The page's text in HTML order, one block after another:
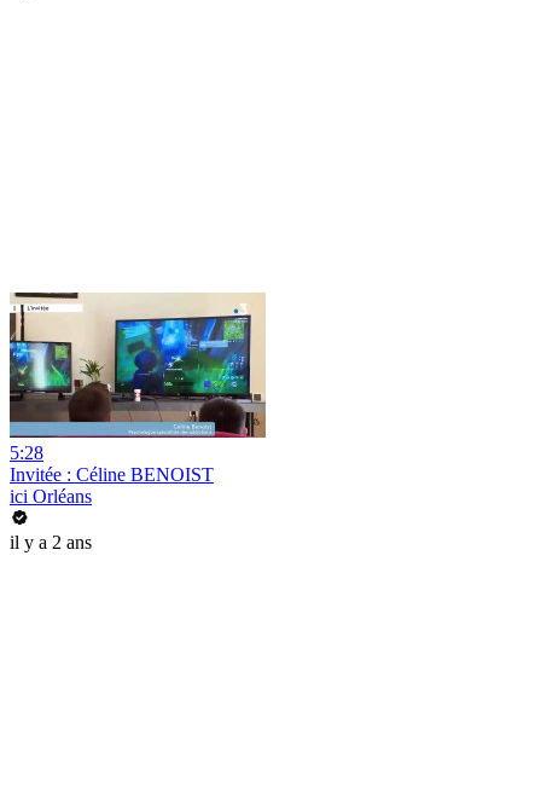
5:28
Invitée : Céline BENOIST
ici Orléans
il y a 2 ans